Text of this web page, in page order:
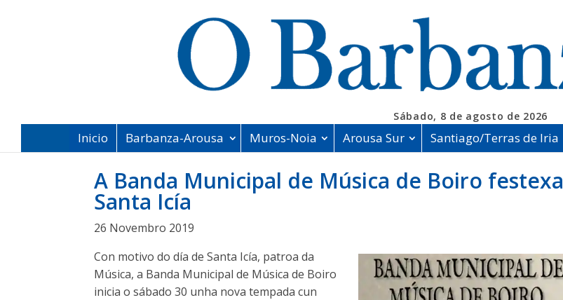
Sábado, 8 de agosto de 2026
Inicio Barbanza-Arousa Muros-Noia Arousa Sur Santiago/Terras de Iria
A Banda Municipal de Música de Boiro festexa
Santa Icía
26 Novembro 2019
Con motivo do día de Santa Icía, patroa da
Música, a Banda Municipal de Música de Boiro
inicia o sábado 30 unha nova tempada cun